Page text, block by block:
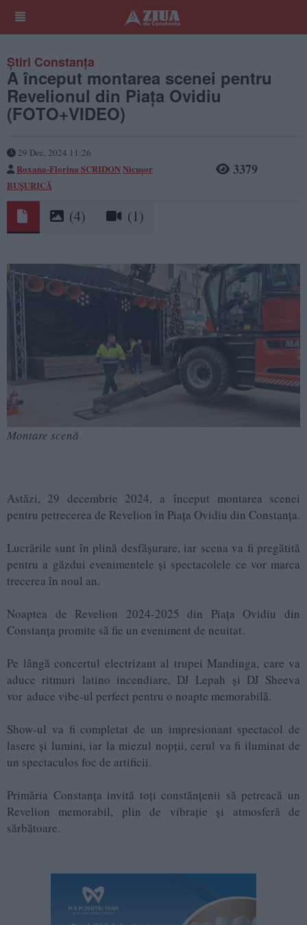
Știri Constanța
A început montarea scenei pentru
Revelionul din Piața Ovidiu
(FOTO+VIDEO)
29 Dec, 2024 11:26
Roxana-Florina SCRIDONNicușor
BUȘURICĂ
3379
(4) (1)
Montare scenă
Astăzi, 29 decembrie 2024, a început montarea scenei
pentru petrecerea de Revelion în Piața Ovidiu din Constanța.
Lucrările sunt în plină desfășurare, iar scena va fi pregătită
pentru a găzdui evenimentele și spectacolele ce vor marca
trecerea în noul an.
Noaptea de Revelion 2024-2025 din Piața Ovidiu din
Constanța promite să fie un eveniment de neuitat.
Pe lângă concertul electrizant al trupei Mandinga, care va
aduce ritmuri latino incendiare, DJ Lepah și DJ Sheeva
vor aduce vibe-ul perfect pentru o noapte memorabilă.
Show-ul va fi completat de un impresionant spectacol de
lasere și lumini, iar la miezul nopții, cerul va fi iluminat de
un spectaculos foc de artificii.
Primăria Constanța invită toți constănțenii să petreacă un
Revelion memorabil, plin de vibrație și atmosferă de
sărbătoare.